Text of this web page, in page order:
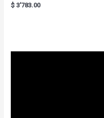
R
a
t
$ 3'783.00